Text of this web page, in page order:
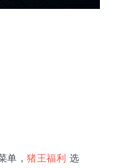
单，猪王福利 选